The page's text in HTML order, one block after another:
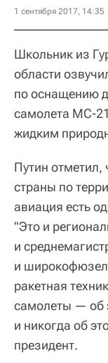
1 сентября 2017, 14:35
Школьник из
области
по оснащению
самолета МС-
жидким
Путин
страны по
авиация есть
"Это и
и
и
ракетная
самолеты — об
и никогда об
президент.